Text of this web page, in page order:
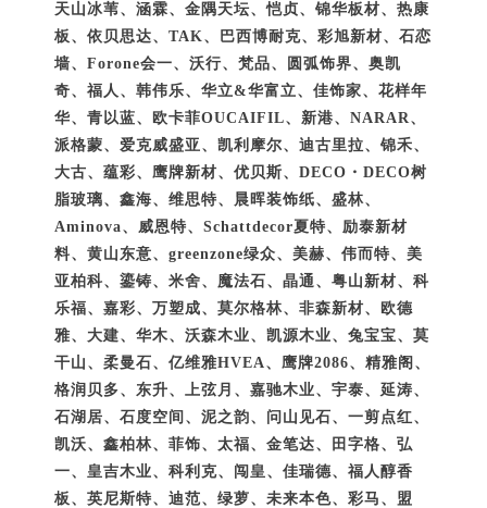
天山冰苇、涵霖、金隅天坛、恺贞、锦华板材、热康
板、依贝思达、TAK、巴西博耐克、彩旭新材、石恋
墙、Forone会一、沃行、梵品、圆弧饰界、奥凯
奇、福人、韩伟乐、华立&华富立、佳饰家、花样年
华、青以蓝、欧卡菲OUCAIFIL、新港、NARAR、
派格蒙、爱克威盛亚、凯利摩尔、迪古里拉、锦禾、
大古、蕴彩、鹰牌新材、优贝斯、DECO・DECO树
脂玻璃、鑫海、维思特、晨晖装饰纸、盛林、
Aminova、威恩特、Schattdecor夏特、励泰新材
料、黄山东意、greenzone绿众、美赫、伟而特、美
亚柏科、鎏铸、米舍、魔法石、晶通、粤山新材、科
乐福、嘉彩、万塑成、莫尔格林、非森新材、欧德
雅、大建、华木、沃森木业、凯源木业、兔宝宝、莫
干山、柔曼石、亿维雅HVEA、鹰牌2086、精雅阁、
格润贝多、东升、上弦月、嘉驰木业、宇泰、延涛、
石湖居、石度空间、泥之韵、问山见石、一剪点红、
凯沃、鑫柏林、菲饰、太福、金笔达、田字格、弘
一、皇吉木业、科利克、闯皇、佳瑞德、福人醇香
板、英尼斯特、迪范、绿萝、未来本色、彩马、盟